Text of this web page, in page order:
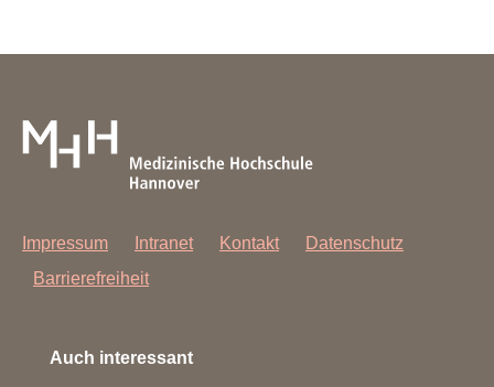
Impressum Intranet Kontakt
Datenschutz
Barrierefreiheit
Auch interessant